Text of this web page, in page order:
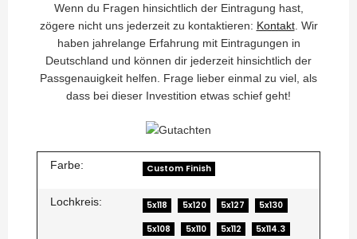
Wenn du Fragen hinsichtlich der Eintragung hast,
zögere nicht uns jederzeit zu kontaktieren: Kontakt. Wir
haben jahrelange Erfahrung mit Eintragungen in
Deutschland und können dir jederzeit hinsichtlich der
Passgenauigkeit helfen. Frage lieber einmal zu viel, als
dass bei dieser Investition etwas schief geht!
Farbe: Custom Finish
Lochkreis: 5x118 5x120 5x127
5x130
5x108
5x110 5x112
5x114.3